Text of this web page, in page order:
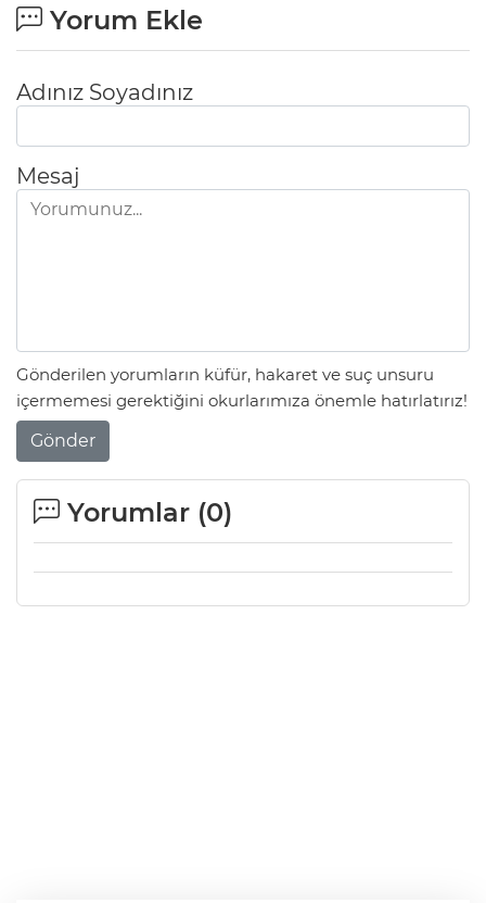
Yorum Ekle
Adınız Soyadınız
Mesaj
Gönderilen yorumların küfür, hakaret ve suç unsuru
içermemesi gerektiğini okurlarımıza önemle hatırlatırız!
Gönder
Yorumlar (0)